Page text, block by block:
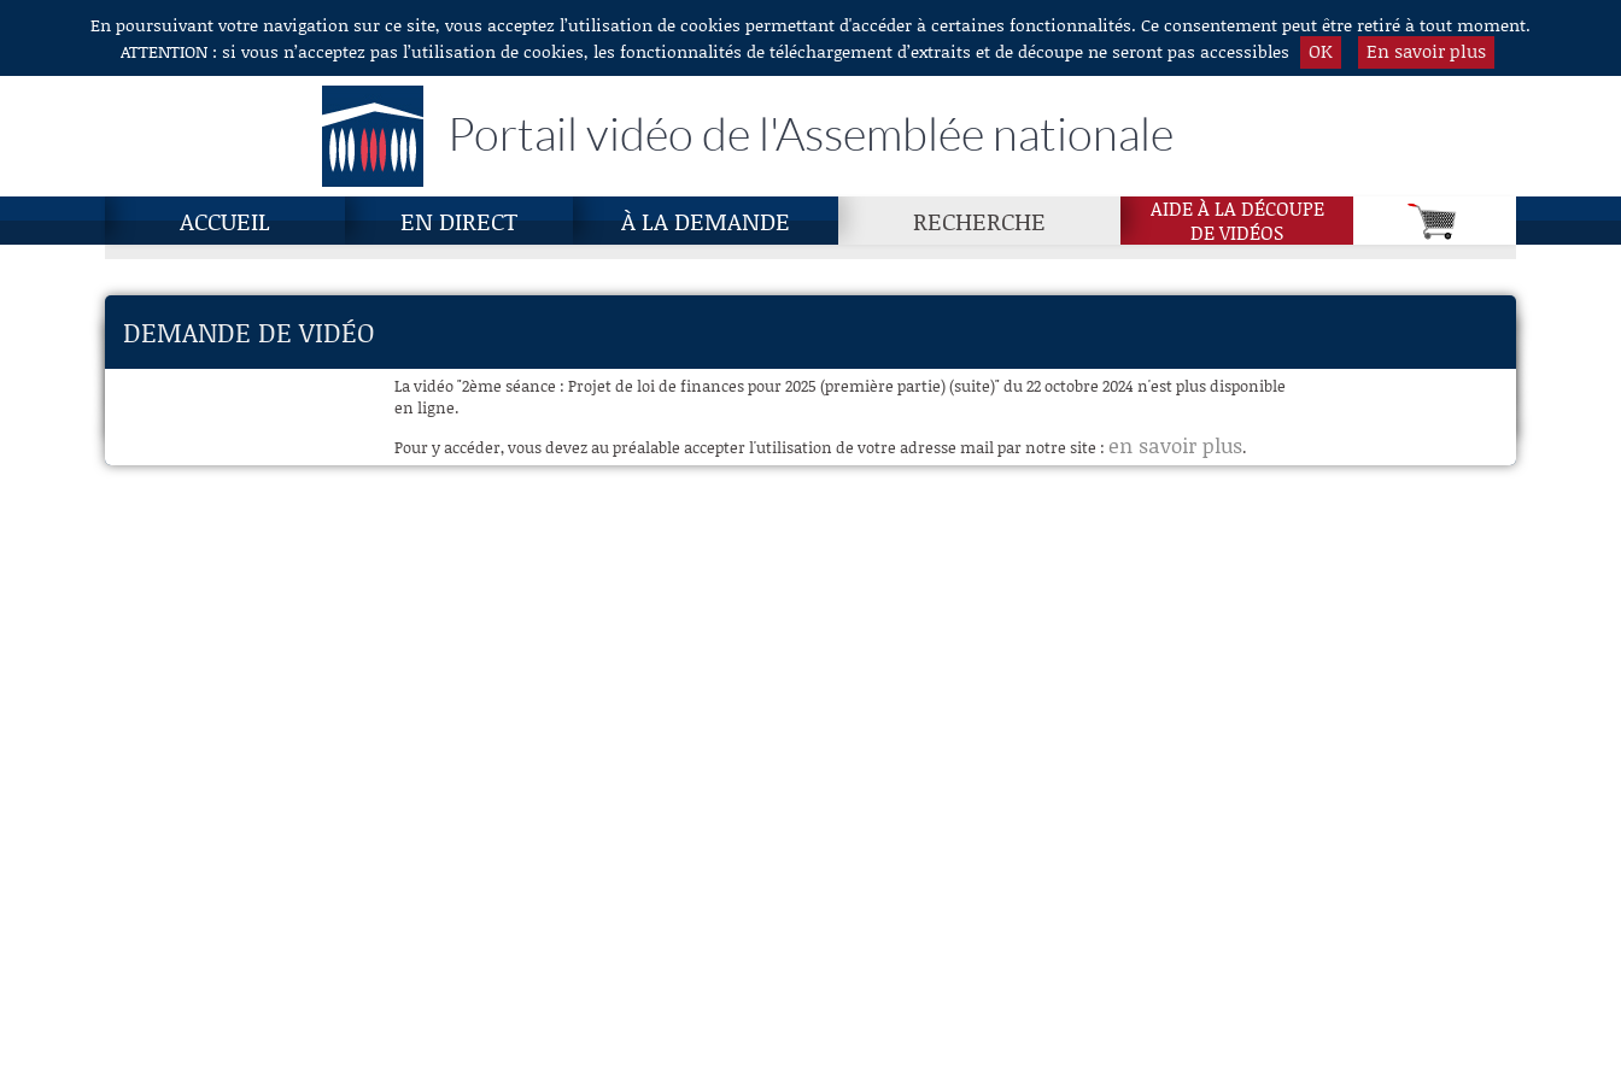
Aller au contenuEn poursuivant votre navigation sur ce site, vous acceptez l’utilisation de cookies permettant d'accéder à certaines fonctionnalités. Ce consentement peut être retiré à tout moment.
ATTENTION : si vous n’acceptez pas l’utilisation de cookies, les fonctionnalités de téléchargement d’extraits et de découpe ne seront pas accessibles
OK En savoir plus
Portail vidéo de l'Assemblée nationale
ACCUEIL EN DIRECT À LA DEMANDE RECHERCHE
AIDE À LA DÉCOUPE
DE VIDÉOS
DEMANDE DE VIDÉO
La vidéo "2ème séance : Projet de loi de finances pour 2025 (première partie) (suite)" du 22 octobre 2024 n'est plus disponible
en ligne.
Pour y accéder, vous devez au préalable accepter l'utilisation de votre adresse mail par notre site : en savoir plus.